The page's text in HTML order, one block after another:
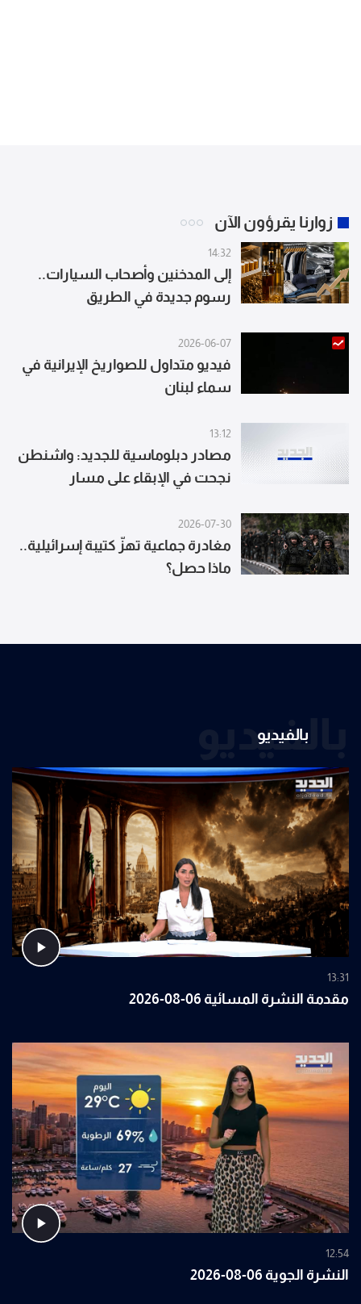
زوارنا يقرؤون الآن
14:32
إلى المدخنين وأصحاب السيارات..
رسوم جديدة في الطريق
2026-06-07
فيديو متداول للصواريخ الإيرانية في
سماء لبنان
13:12
مصادر دبلوماسية للجديد: واشنطن
نجحت في الإبقاء على مسار
خرقٍ في النتائج
2026-07-30
مغادرة جماعية تهزّ كتيبة إسرائيلية..
ماذا حصل؟
بالفيديو
بالفيديو
13:31
مقدمة النشرة المسائية 06-08-2026
12:54
النشرة الجوية 06-08-2026